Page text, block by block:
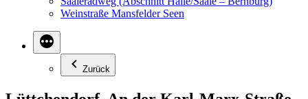
Weinstraße Mansfelder Seen
Zurück